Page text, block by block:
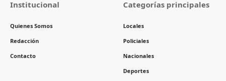
Institucional
Quienes Somos
Redacción
Contacto
Categorías principales
Locales
Policiales
Nacionales
Deportes